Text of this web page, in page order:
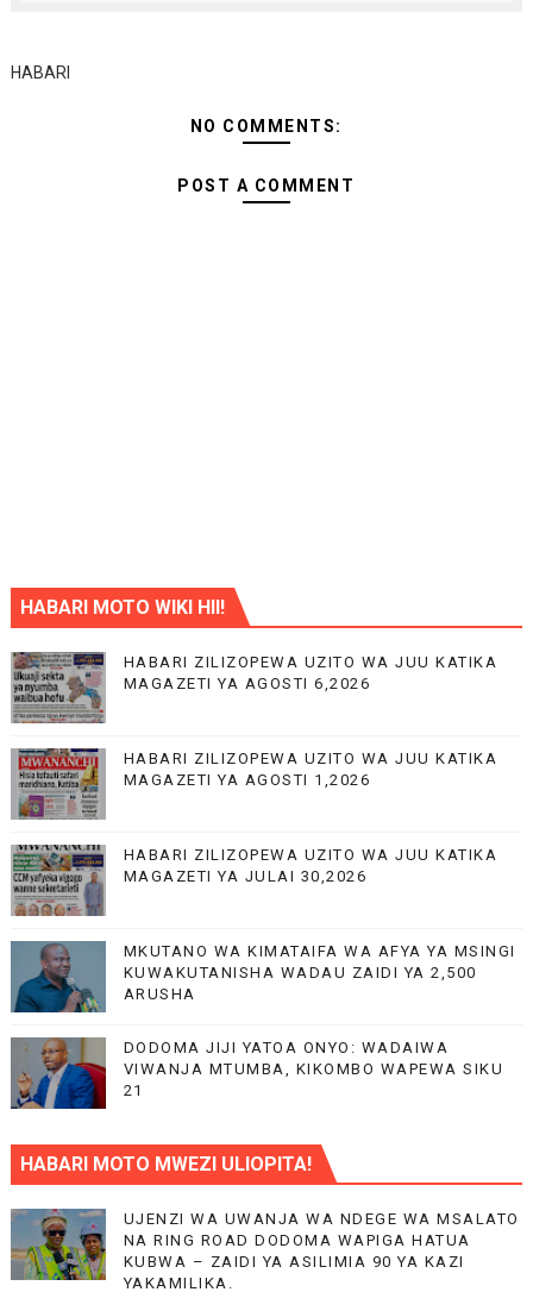
HABARI
NO COMMENTS:
POST A COMMENT
HABARI MOTO WIKI HII!
HABARI ZILIZOPEWA UZITO WA JUU KATIKA
MAGAZETI YA AGOSTI 6,2026
HABARI ZILIZOPEWA UZITO WA JUU KATIKA
MAGAZETI YA AGOSTI 1,2026
HABARI ZILIZOPEWA UZITO WA JUU KATIKA
MAGAZETI YA JULAI 30,2026
MKUTANO WA KIMATAIFA WA AFYA YA MSINGI
KUWAKUTANISHA WADAU ZAIDI YA 2,500
ARUSHA
DODOMA JIJI YATOA ONYO: WADAIWA
VIWANJA MTUMBA, KIKOMBO WAPEWA SIKU
21
HABARI MOTO MWEZI ULIOPITA!
UJENZI WA UWANJA WA NDEGE WA MSALATO
NA RING ROAD DODOMA WAPIGA HATUA
KUBWA – ZAIDI YA ASILIMIA 90 YA KAZI
YAKAMILIKA.